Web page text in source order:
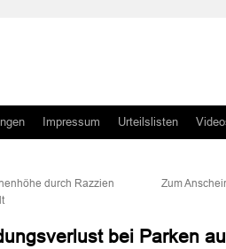
Impressum Urteilslisten
durch Razzien
Zum
bei Parken